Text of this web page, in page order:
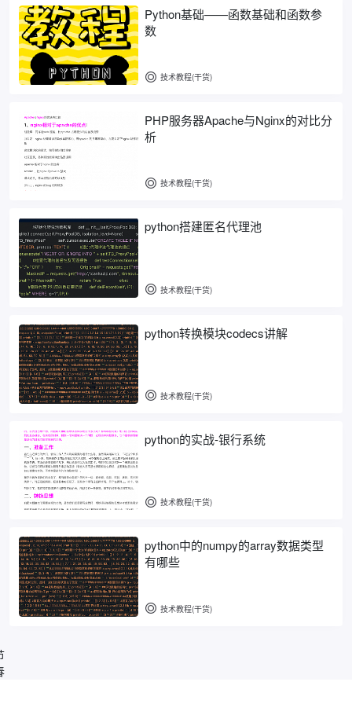
Python基础——函数基础和函数参
数
技术教程(干货)
PHP服务器Apache与Nginx的对比分
析
技术教程(干货)
python搭建匿名代理池
技术教程(干货)
python转换模块codecs讲解
技术教程(干货)
python的实战-银行系统
技术教程(干货)
python中的numpy的array数据类型
有哪些
技术教程(干货)